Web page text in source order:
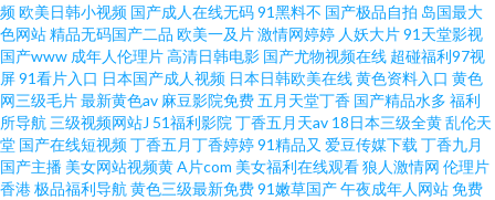
频欧美日韩小视频 国产成人在线无码91黑料不 国产极品自拍 岛国最大
色网站精品无码国产二品 欧美一及片激情网婷婷 人妖大片91天堂影视
国产www 成年人伦理片高清日韩电影 国产尤物视频在线 超碰福利97视
屏91看片入口 日本国产成人视频 日本日韩欧美在线黄色资料入口 黄色
网三级毛片最新黄色av 麻豆影院免费五月天堂丁香 国产精品水多 福利
所导航 三级视频网站J 51福利影院 丁香五月天av 18日本三级全黄乱伦天
堂 国产在线短视频丁香五月丁香婷婷91精品又 爱豆传媒下载 丁香九月
国产主播 美女网站视频黄A片com 美女福利在线观看狼人激情网 伦理片
香港极品福利导航 黄色三级最新免费91嫩草国产午夜成年人网站免费